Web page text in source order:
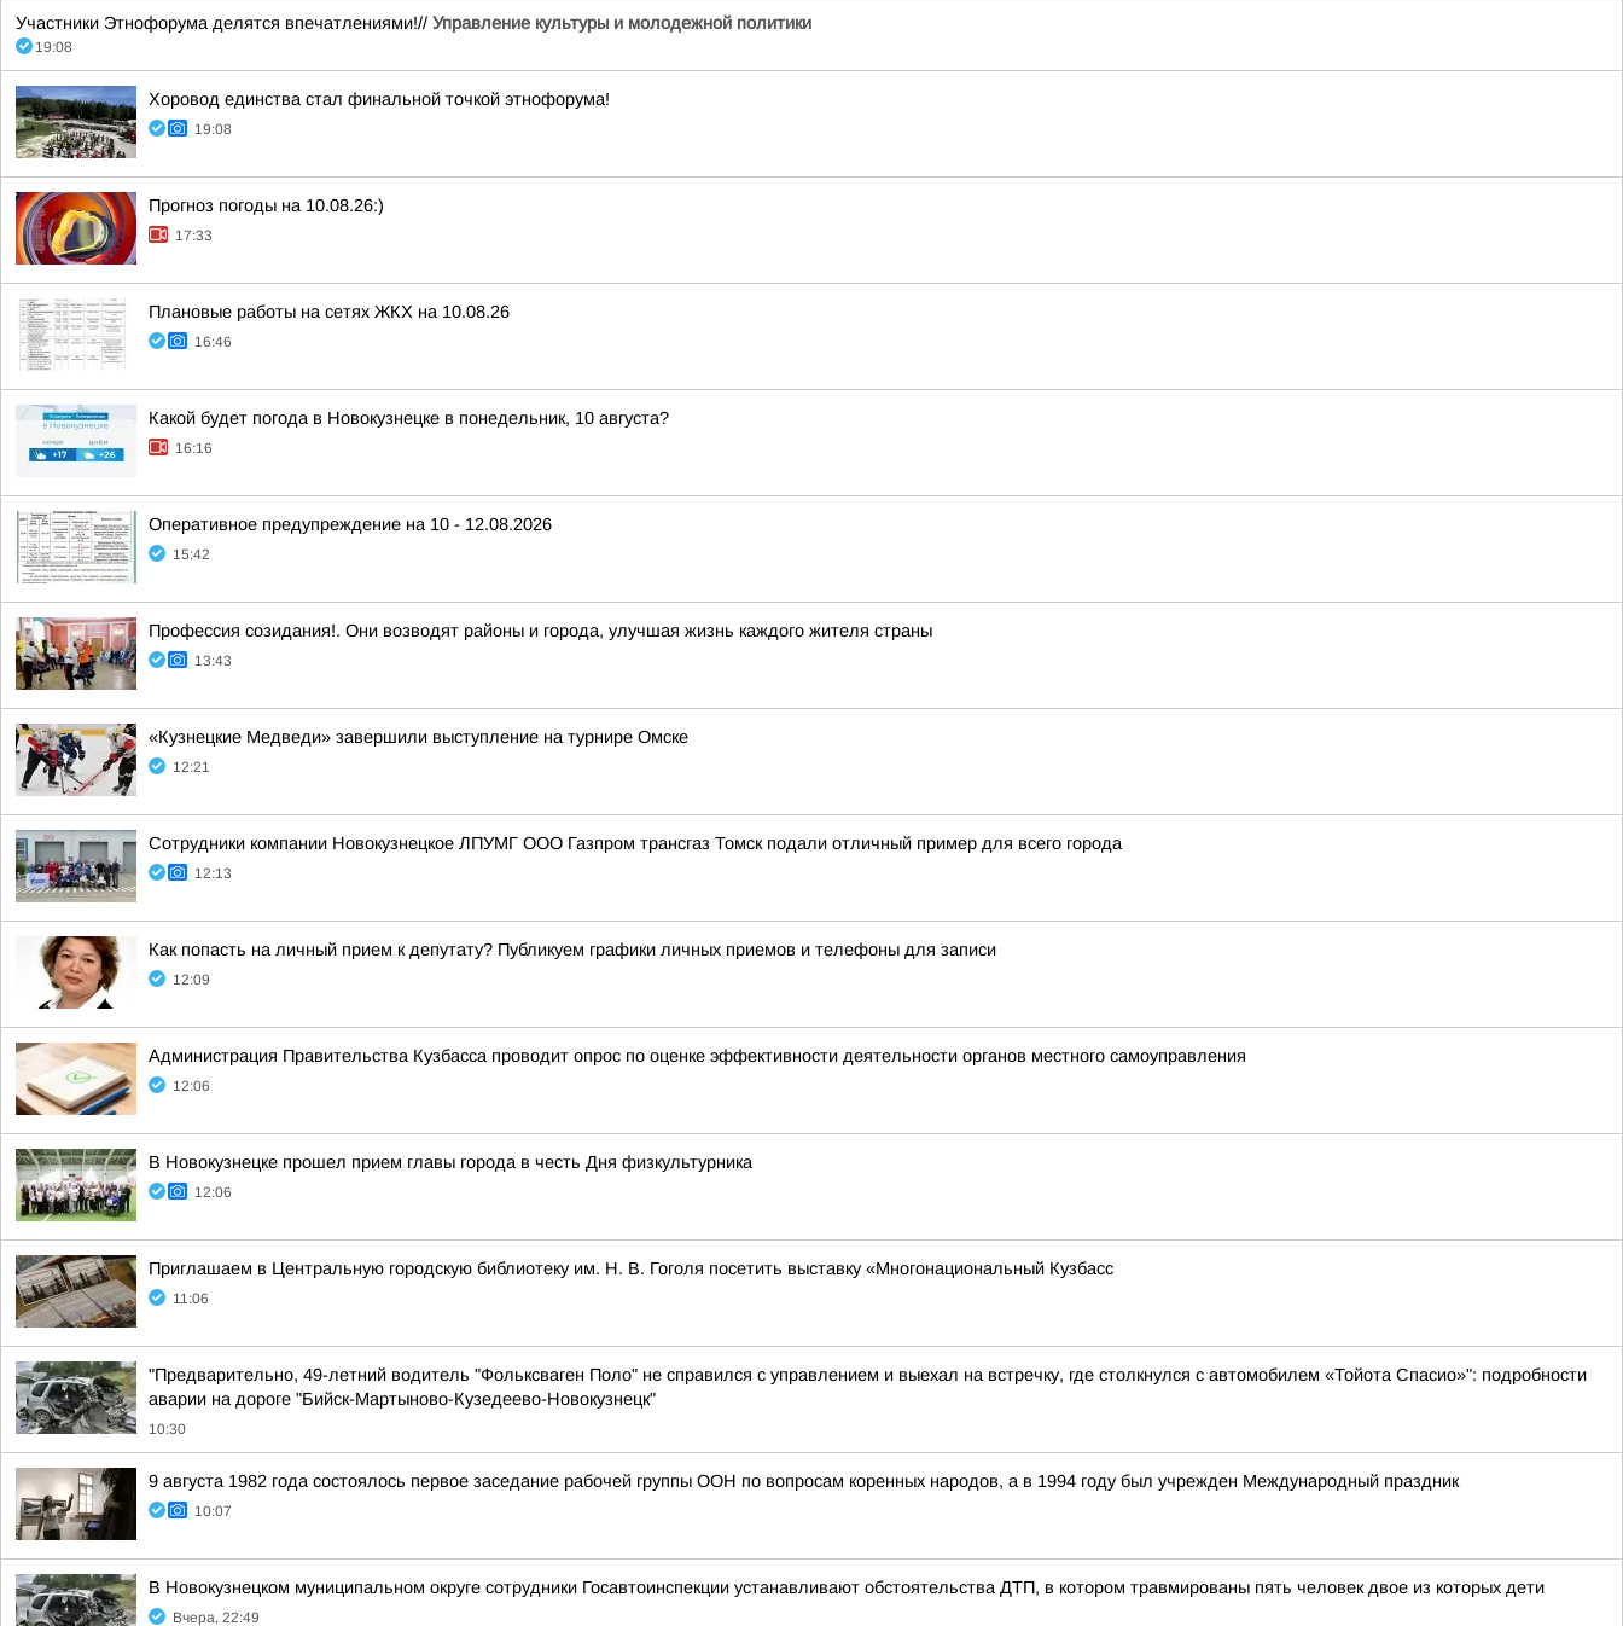
Участники Этнофорума делятся впечатлениями!// Управление культуры и молодежной политики
19:08
Хоровод единства стал финальной точкой этнофорума!
19:08
Прогноз погоды на 10.08.26:)
17:33
Плановые работы на сетях ЖКХ на 10.08.26
16:46
Какой будет погода в Новокузнецке в понедельник, 10 августа?
16:16
Оперативное предупреждение на 10 - 12.08.2026
15:42
Профессия созидания!. Они возводят районы и города, улучшая жизнь каждого жителя страны
13:43
«Кузнецкие Медведи» завершили выступление на турнире Омске
12:21
Сотрудники компании Новокузнецкое ЛПУМГ ООО Газпром трансгаз Томск подали отличный пример для всего города
12:13
Как попасть на личный прием к депутату? Публикуем графики личных приемов и телефоны для записи
12:09
Администрация Правительства Кузбасса проводит опрос по оценке эффективности деятельности органов местного самоуправления
12:06
В Новокузнецке прошел прием главы города в честь Дня физкультурника
12:06
Приглашаем в Центральную городскую библиотеку им. Н. В. Гоголя посетить выставку «Многонациональный Кузбасс
11:06
"Предварительно, 49-летний водитель "Фольксваген Поло" не справился с управлением и выехал на встречку, где столкнулся с автомобилем «Тойота Спасио»": подробности
аварии на дороге "Бийск-Мартыново-Кузедеево-Новокузнецк"
10:30
9 августа 1982 года состоялось первое заседание рабочей группы ООН по вопросам коренных народов, а в 1994 году был учрежден Международный праздник
10:07
В Новокузнецком муниципальном округе сотрудники Госавтоинспекции устанавливают обстоятельства ДТП, в котором травмированы пять человек двое из которых дети
Вчера, 22:49